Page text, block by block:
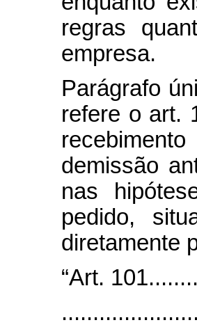
regras
empresa.
Parágrafo
refere o art.
demissão
nas
pedido,
diretamente
“Art.